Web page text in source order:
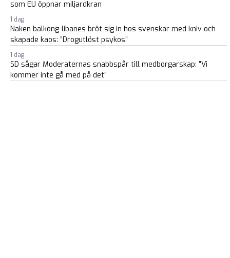
som EU öppnar miljardkran
1 dag
Naken balkong-libanes bröt sig in hos svenskar med kniv och
skapade kaos: ”Drogutlöst psykos”
1 dag
SD sågar Moderaternas snabbspår till medborgarskap: ”Vi
kommer inte gå med på det”